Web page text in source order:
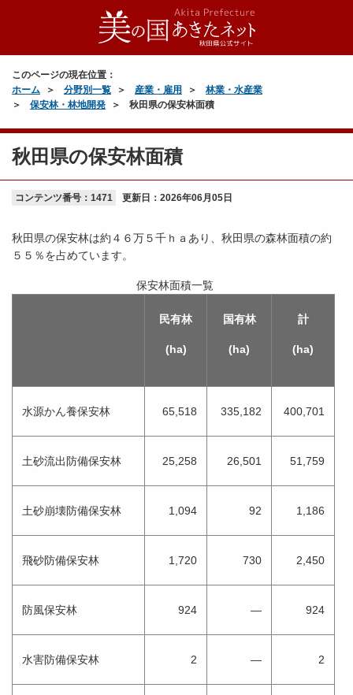
このページの現在位置：
ホーム
分野別一覧 産業・雇用
林業・水産業
保安林・林地開発
秋田県の保安林面積
秋田県の保安林面積
コンテンツ番号：1471 更新日： 2026年06月05日
秋田県の保安林は約４６万５千ｈａあり、秋田県の森林面積の約
５５％を占めています。
民有林
(ha)
国有林
(ha)
計
(ha)
保安林面積一覧
水源かん養保安林 65,518 335,182 400,701
土砂流出防備保安林 25,258 26,501 51,759
土砂崩壊防備保安林 1,094 92 1,186
飛砂防備保安林 1,720 730 2,450
防風保安林 924 — 924
水害防備保安林 2 — 2